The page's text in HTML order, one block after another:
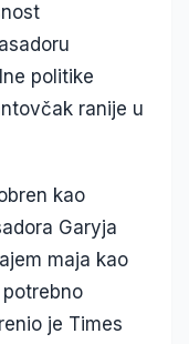
politike
ranije u
kao
Garyja
maja kao
je Times